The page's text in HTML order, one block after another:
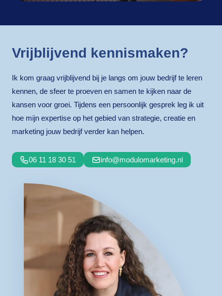
Vrijblijvend kennismaken?
Ik kom graag vrijblijvend bij je langs om jouw bedrijf te leren
kennen, de sfeer te proeven en samen te kijken naar de
kansen voor groei. Tijdens een persoonlijk gesprek leg ik uit
hoe mijn expertise op het gebied van strategie, creatie en
marketing jouw bedrijf verder kan helpen.
06 11 18 30 51 info@modulomarketing.nl